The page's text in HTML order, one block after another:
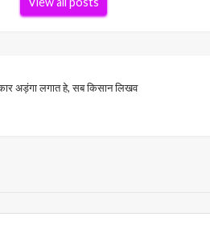
अड़ंगा लगात हे, सब किसान लिखव